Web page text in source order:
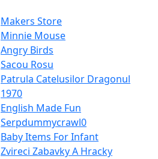
Makers Store
Minnie Mouse
Angry Birds
Sacou Rosu
Patrula Catelusilor Dragonul
1970
English Made Fun
Serpdummycrawl0
Baby Items For Infant
Zvireci Zabavky A Hracky